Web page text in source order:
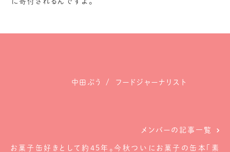
中田ぷう フードジャーナリスト
メンバーの記事一覧
お菓子缶好きとして約45年。今秋ついにお菓子の缶本「素